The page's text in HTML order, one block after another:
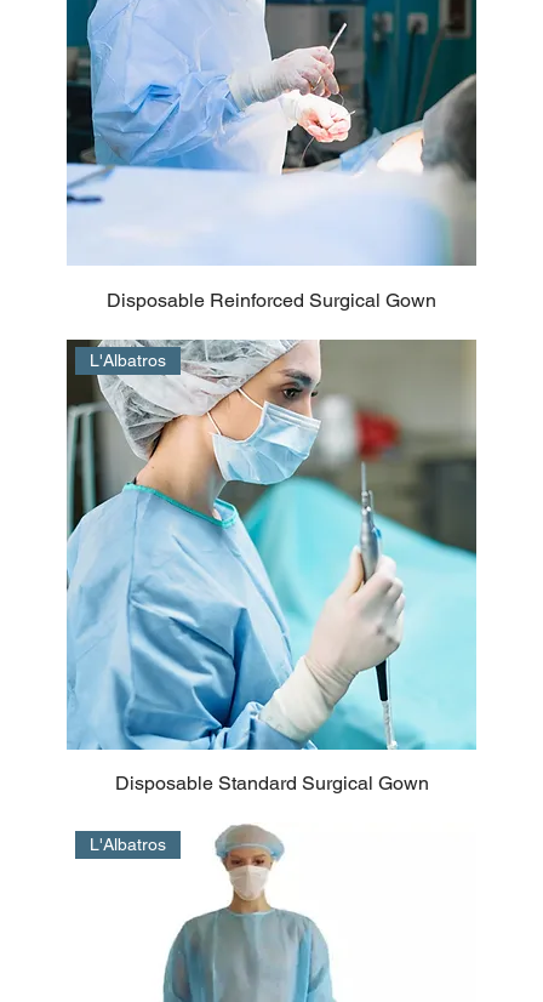
Disposable Reinforced Surgical Gown
L'Albatros
Disposable Standard Surgical Gown
L'Albatros